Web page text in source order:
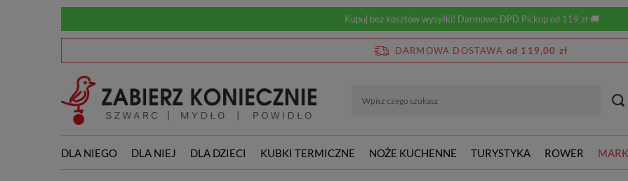
Kupuj bez kosztów wysyłki! Darmowe DPD Pickup od 119 zł 🚚
DARMOWA DOSTAWA od 119,00 zł
DLA NIEGO DLA NIEJ DLA DZIECI KUBKI TERMICZNE NOŻE KUCHENNE TURYSTYKA ROWER